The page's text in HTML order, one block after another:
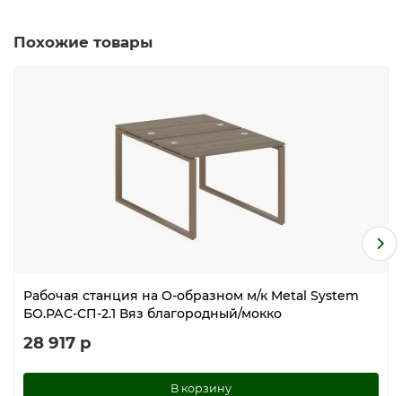
Похожие товары
Рабочая станция на О-образном м/к Metal System
БО.РАС-СП-2.1 Вяз благородный/мокко
28 917 р
В корзину